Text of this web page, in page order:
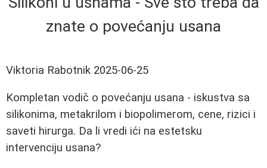
znate o povećanju usana
Viktoria Rabotnik 2025-06-25
Kompletan vodič o povećanju usana - iskustva sa
silikonima, metakrilom i biopolimerom, cene, rizici i
saveti hirurga. Da li vredi ići na estetsku
intervenciju usana?